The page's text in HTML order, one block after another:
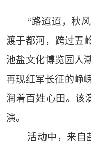
“路迢迢，秋
渡于都河，跨过五
池盐文化博览园人
再现红军长征的峥
润着百姓心田。该
演。
活动中，来自